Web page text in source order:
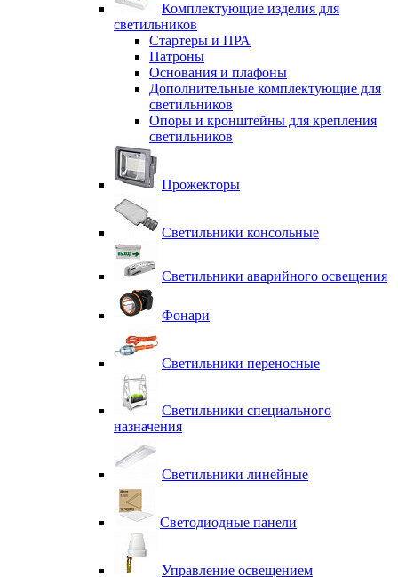
Комплектующие изделия для
светильников
Стартеры и ПРА
Патроны
Основания и плафоны
Дополнительные комплектующие для
светильников
Опоры и кронштейны для крепления
светильников
Прожекторы
Светильники консольные
Светильники аварийного освещения
Фонари
Светильники переносные
Светильники специального
назначения
Светильники линейные
Светодиодные панели
Управление освещением